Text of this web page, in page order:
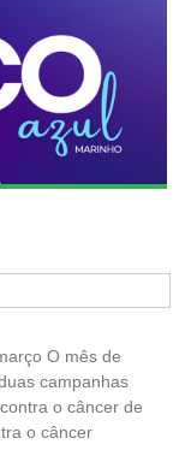
O mês de
campanhas
o câncer de
o câncer